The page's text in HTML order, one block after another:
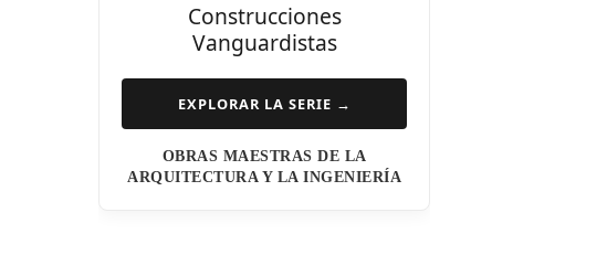
Steven Holl
Henry N. Cobb
I.M. Pei
Luis Barragán
Construcciones
Vanguardistas
EXPLORAR LA SERIE →
OBRAS MAESTRAS DE LA
ARQUITECTURA Y LA INGENIERÍA